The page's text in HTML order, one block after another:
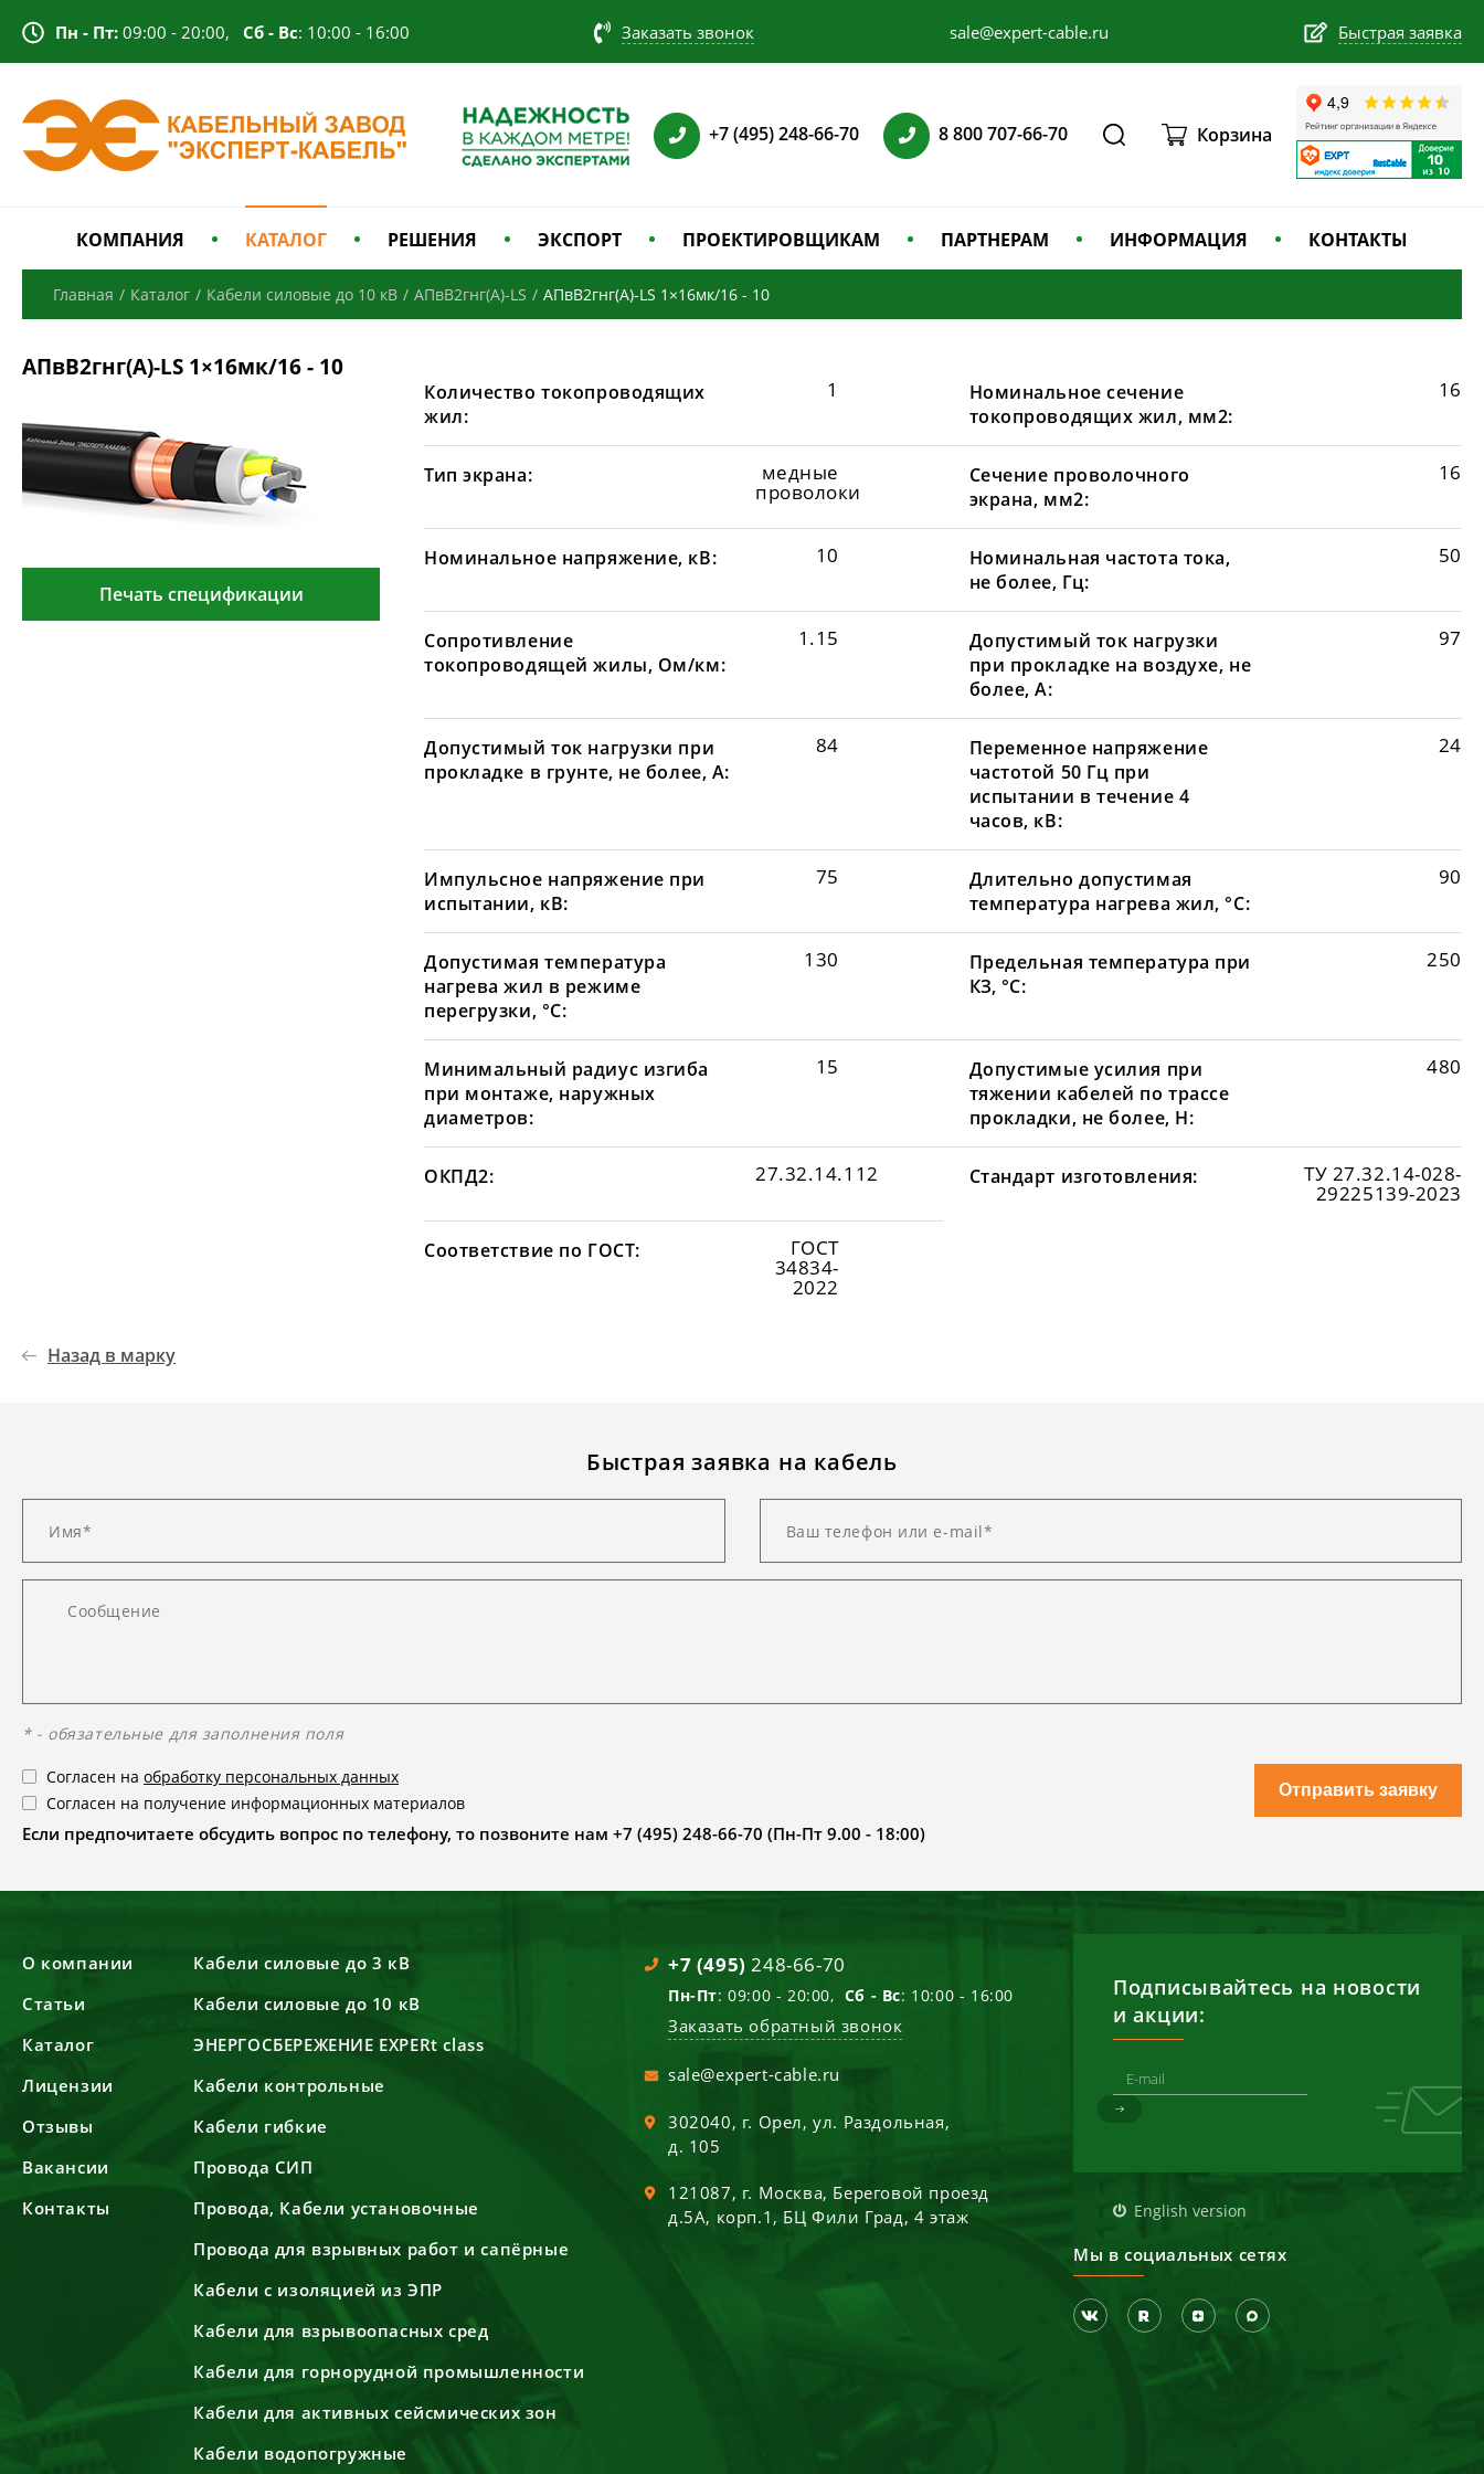
Пн - Пт: 09:00 - 20:00, Сб - Вс: 10:00 - 16:00 Заказать звонок sale@expert-cable.ru Быстрая заявка
+7 (495) 248-66-70 8 800 707-66-70 Корзина
КОМПАНИЯ КАТАЛОГ РЕШЕНИЯ ЭКСПОРТ ПРОЕКТИРОВЩИКАМ ПАРТНЕРАМ ИНФОРМАЦИЯ КОНТАКТЫ
Главная / Каталог / Кабели силовые до 10 кВ / АПвВ2гнг(А)-LS / АПвВ2гнг(А)-LS 1×16мк/16 - 10
АПвВ2гнг(А)-LS 1×16мк/16 - 10
Печать спецификации
Количество токопроводящих
жил:
1
Номинальное сечение
токопроводящих жил, мм2:
16
Тип экрана: медные
проволоки
Сечение проволочного
экрана, мм2:
16
Номинальное напряжение, кВ: 10
Номинальная частота тока,
не более, Гц:
50
Сопротивление
токопроводящей жилы, Ом/км:
1.15
Допустимый ток нагрузки
при прокладке на воздухе, не
более, А:
97
Допустимый ток нагрузки при
прокладке в грунте, не более, А:
84
Переменное напряжение
частотой 50 Гц при
испытании в течение 4
часов, кВ:
24
Импульсное напряжение при
испытании, кВ:
75
Длительно допустимая
температура нагрева жил, °С:
90
Допустимая температура
нагрева жил в режиме
перегрузки, °С:
130
Предельная температура при
КЗ, °С:
250
Минимальный радиус изгиба
при монтаже, наружных
диаметров:
15
Допустимые усилия при
тяжении кабелей по трассе
прокладки, не более, Н:
480
ОКПД2: 27.32.14.112 Стандарт изготовления: ТУ 27.32.14-028-
29225139-2023
Соответствие по ГОСТ: ГОСТ
34834-
2022
Назад в марку
Быстрая заявка на кабель
* - обязательные для заполнения поля
Согласен на обработку персональных данных
Согласен на получение информационных материалов
Если предпочитаете обсудить вопрос по телефону, то позвоните нам +7 (495) 248-66-70 (Пн-Пт 9.00 - 18:00)
Отправить заявку
О компании
Статьи
Каталог
Лицензии
Отзывы
Вакансии
Контакты
Кабели силовые до 3 кВ
Кабели силовые до 10 кВ
ЭНЕРГОСБЕРЕЖЕНИЕ EXPERt class
Кабели контрольные
Кабели гибкие
Провода СИП
Провода, Кабели установочные
Провода для взрывных работ и сапёрные
Кабели с изоляцией из ЭПР
Кабели для взрывоопасных сред
Кабели для горнорудной промышленности
Кабели для активных сейсмических зон
Кабели водопогружные
+7 (495) 248-66-70
Пн-Пт: 09:00 - 20:00, Сб - Вс: 10:00 - 16:00
Заказать обратный звонок
sale@expert-cable.ru
302040, г. Орел,ул. Раздольная,
д. 105
121087, г. Москва, Береговой проезд
д.5А, корп.1, БЦ Фили Град, 4 этаж
Подписывайтесь на новости
и акции:
English version
Мы в социальных сетях